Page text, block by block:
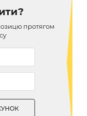
протягом